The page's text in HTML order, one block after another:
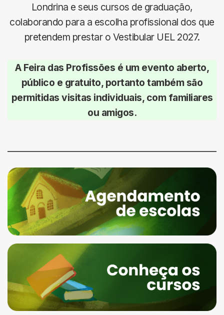
Londrina e seus cursos de graduação,
colaborando para a escolha profissional dos que
pretendem prestar o Vestibular UEL 2027.
A Feira das Profissões é um evento aberto,
público e gratuito, portanto também são
permitidas visitas individuais, com familiares
ou amigos.